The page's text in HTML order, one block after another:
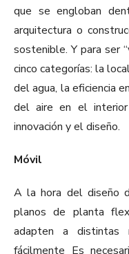
que se engloban
arquitectura o
sostenible. Y para ser
cinco categorías: la
del agua, la eficiencia
del aire en el interior
innovación y el diseño.
Móvil
A la hora del diseño
planos de planta
adapten a distintas
fácilmente Es